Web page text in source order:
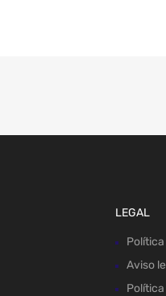
LEGAL
Aviso